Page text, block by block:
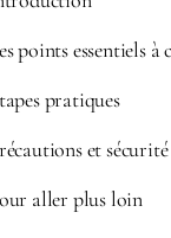
points essentiels à
pratiques
et sécurité
aller plus loin